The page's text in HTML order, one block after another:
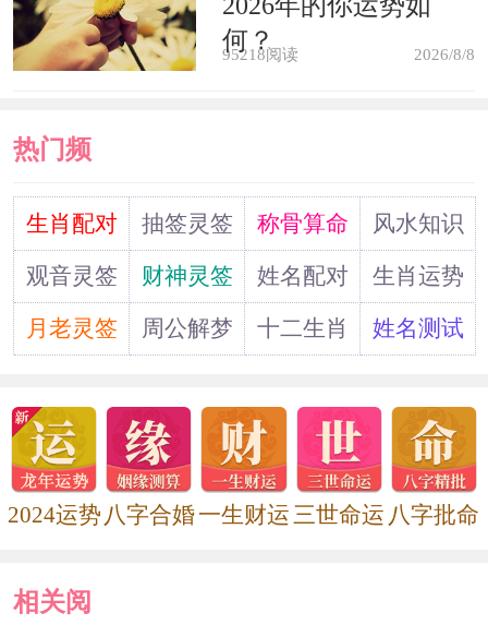
帮助。
格。
囚犯梦见自己有病，不久会释放出
狱。
何？
95218阅读 2026/8/8
热门频
道生肖配对 抽签灵签 称骨算命
风水知识
观音灵签
财神灵签 姓名配对
生肖运势
月老灵签
周公解梦 十二生肖 姓名测试
2024运势 八字合婚一生财运三世命运 八字批命
相关阅